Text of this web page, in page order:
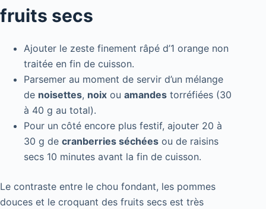
fruits secs
Ajouter le zeste finement râpé d’1 orange non
traitée en fin de cuisson.
Parsemer au moment de servir d’un mélange
de noisettes, noix ou amandes torréfiées (30
à 40 g au total).
Pour un côté encore plus festif, ajouter 20 à
30 g de cranberries séchées ou de raisins
secs 10 minutes avant la fin de cuisson.
Le contraste entre le chou fondant, les pommes
douces et le croquant des fruits secs est très